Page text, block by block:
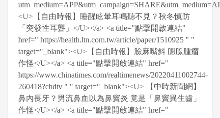
<U>【自由時報】睡醒眩暈耳鳴聽不見？秋冬慎防
「突發性耳聾」</U></a> <a title="點擊開啟連結"
href=" https://health.ltn.com.tw/article/paper/1510925 " "
target="_blank"><U>【自由時報】臉麻嘴斜 腮腺腫瘤
作怪</U></a> <a title="點擊開啟連結" href="
https://www.chinatimes.com/realtimenews/20220411002744-
260418?chdtv " " target="_blank"><U> 【中時新聞網】
鼻內長牙？男流鼻血以為鼻竇炎 竟是「鼻竇異生齒」
作怪</U></a> <a title="點擊開啟連結" href="